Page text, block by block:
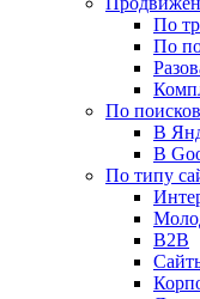
По
По
По
В
В
По типу
B2B